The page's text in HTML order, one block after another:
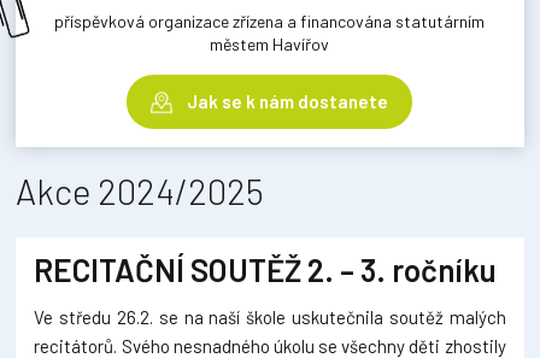
příspěvková organizace zřízena a financována statutárním
městem Havířov
Jak se k nám dostanete
Akce 2024/2025
RECITAČNÍ SOUTĚŽ 2. – 3. ročníku
Ve středu 26.2. se na naší škole uskutečnila soutěž malých
recitátorů. Svého nesnadného úkolu se všechny děti zhostily